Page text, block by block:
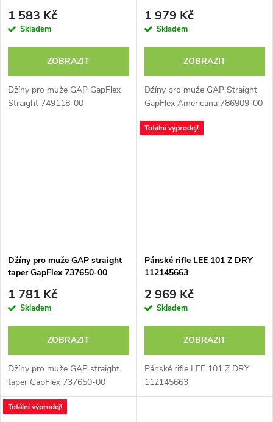
1 583 Kč
Skladem
ZOBRAZIT
Džíny pro muže GAP GapFlex
Straight 749118-00
1 979 Kč
Skladem
ZOBRAZIT
Džíny pro muže GAP Straight
GapFlex Americana 786909-00
Džíny pro muže GAP straight
taper GapFlex 737650-00
1 781 Kč
Skladem
ZOBRAZIT
Džíny pro muže GAP straight
taper GapFlex 737650-00
Totální výprodej!
Pánské rifle LEE 101 Z DRY
112145663
2 969 Kč
Skladem
ZOBRAZIT
Pánské rifle LEE 101 Z DRY
112145663
Totální výprodej!